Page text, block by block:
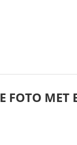
FOTO